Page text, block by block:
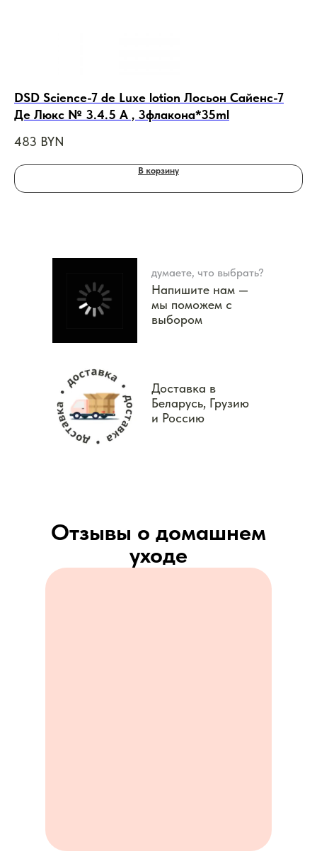
DSD Science-7 de Luxe lotion Лосьон Сайенс-7
Де Люкс № 3.4.5 А , 3флакона*35ml
483 BYN
В корзину
думаете, что выбрать?
Напишите нам —
мы поможем с
выбором
Доставка в
Беларусь, Грузию
и Россию
Отзывы о домашнем
уходе